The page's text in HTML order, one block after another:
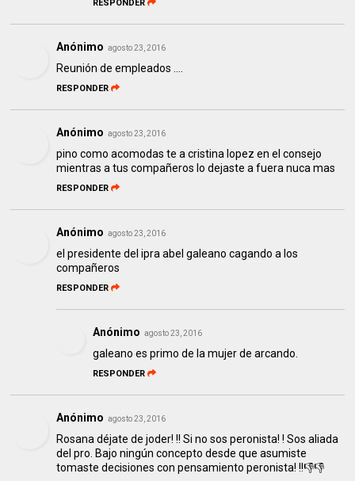
RESPONDER
Anónimo agosto 23, 2016
Reunión de empleados ....
RESPONDER
Anónimo agosto 23, 2016
pino como acomodas te a cristina lopez en el consejo
mientras a tus compañeros lo dejaste a fuera nuca mas
RESPONDER
Anónimo agosto 23, 2016
el presidente del ipra abel galeano cagando a los
compañeros
RESPONDER
Anónimo agosto 23, 2016
galeano es primo de la mujer de arcando.
RESPONDER
Anónimo agosto 23, 2016
Rosana déjate de joder! !! Si no sos peronista! ! Sos aliada
del pro. Bajo ningún concepto desde que asumiste
tomaste decisiones con pensamiento peronista! !!👎👎